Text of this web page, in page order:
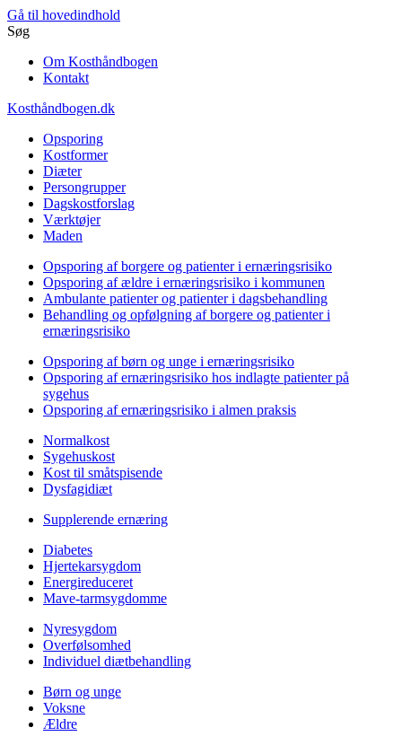
Gå til hovedindhold
Søg
Om Kosthåndbogen
Kontakt
Kosthåndbogen.dk
Opsporing
Kostformer
Diæter
Persongrupper
Dagskostforslag
Værktøjer
Maden
Opsporing af borgere og patienter i ernæringsrisiko
Opsporing af ældre i ernæringsrisiko i kommunen
Ambulante patienter og patienter i dagsbehandling
Behandling og opfølgning af borgere og patienter i
ernæringsrisiko
Opsporing af børn og unge i ernæringsrisiko
Opsporing af ernæringsrisiko hos indlagte patienter på
sygehus
Opsporing af ernæringsrisiko i almen praksis
Normalkost
Sygehuskost
Kost til småtspisende
Dysfagidiæt
Supplerende ernæring
Diabetes
Hjertekarsygdom
Energireduceret
Mave-tarmsygdomme
Nyresygdom
Overfølsomhed
Individuel diætbehandling
Børn og unge
Voksne
Ældre